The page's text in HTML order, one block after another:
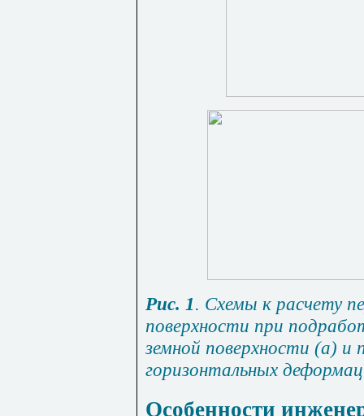
Рис. 1. Схемы к расчету
поверхности при
земной поверхности (а) и
горизонтальных
Особенности